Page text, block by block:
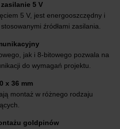
5 V
5 V, jest energooszczędny i
źródłami zasilania.
jak i 8-bitowego pozwala na
do wymagań projektu.
x 36 mm
montaż w różnego rodzaju
goldpinów